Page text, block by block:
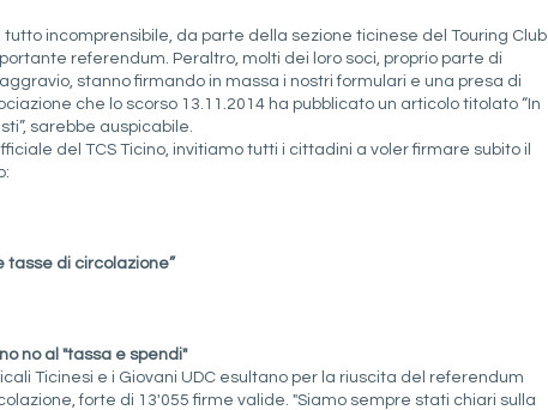
tutto incomprensibile, da parte della sezione ticinese del Touring Club
referendum. Peraltro, molti dei loro soci, proprio parte di
stanno firmando in massa i nostri formulari e una presa di
che lo scorso 13.11.2014 ha pubblicato un articolo titolato “In
sarebbe auspicabile.
del TCS Ticino, invitiamo tutti i cittadini a voler firmare subito il
tasse di circolazione”
no al "tassa e spendi"
Ticinesi e i Giovani UDC esultano per la riuscita del referendum
forte di 13'055 firme valide. "Siamo sempre stati chiari sulla